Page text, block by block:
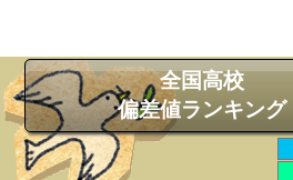
全国高校
偏差値ランキング